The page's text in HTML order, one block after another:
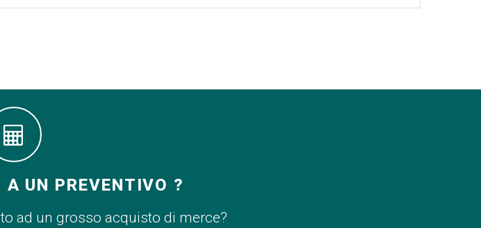
UN PREVENTIVO ?
ad un grosso acquisto di merce?